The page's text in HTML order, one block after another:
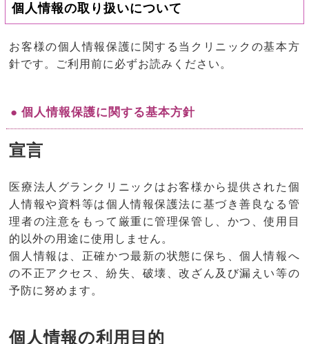
個人情報の取り扱いについて
お客様の個人情報保護に関する当クリニックの基本方
針です。ご利用前に必ずお読みください。
● 個人情報保護に関する基本方針
宣言
医療法人グランクリニックはお客様から提供された個
人情報や資料等は個人情報保護法に基づき善良なる管
理者の注意をもって厳重に管理保管し、かつ、使用目
的以外の用途に使用しません。
個人情報は、正確かつ最新の状態に保ち、個人情報へ
の不正アクセス、紛失、破壊、改ざん及び漏えい等の
予防に努めます。
個人情報の利用目的